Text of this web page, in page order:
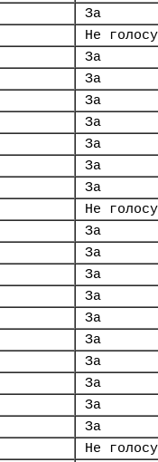
За
Не
За
За
За
За
За
За
За
Не
За
За
За
За
За
За
За
За
За
За
Не